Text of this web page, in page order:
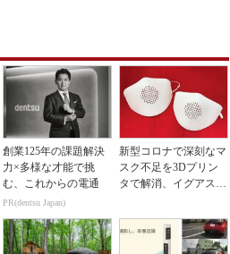
創業125年の課題解決
力×多様な才能で挑
む、これからの電通
PR(dentsu Japan)
新型コロナで深刻なマ
スク不足を3Dプリン
タで解消、イグアスが